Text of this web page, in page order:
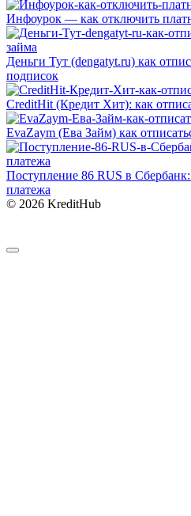
Инфоурок — как отключить
Деньги Тут (dengatyt.ru) как
подписок
CreditHit (Кредит Хит): как
EvaZaym (Ева Займ) как
Поступление 86 RUS в
платежа
© 2026 KreditHub